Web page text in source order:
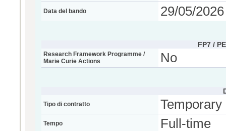
Data del bando 29/05/2026
FP7 /
Research Framework Programme /
Marie Curie Actions
No
Tipo di contratto Temporary
Tempo Full-time